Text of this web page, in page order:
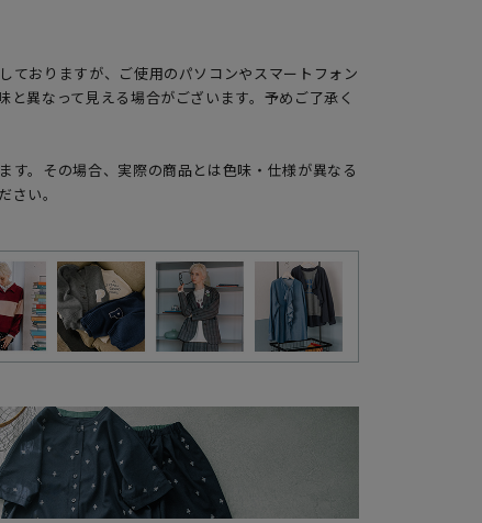
ておりますが、ご使用のパソコンやスマートフォン
と異なって見える場合がございます。予めご了承く
す。その場合、実際の商品とは色味・仕様が異なる
い。